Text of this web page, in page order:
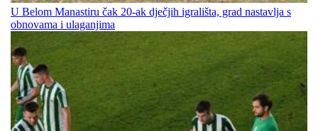
U Belom Manastiru čak 20-ak dječjih igrališta, grad nastavlja s
obnovama i ulaganjima